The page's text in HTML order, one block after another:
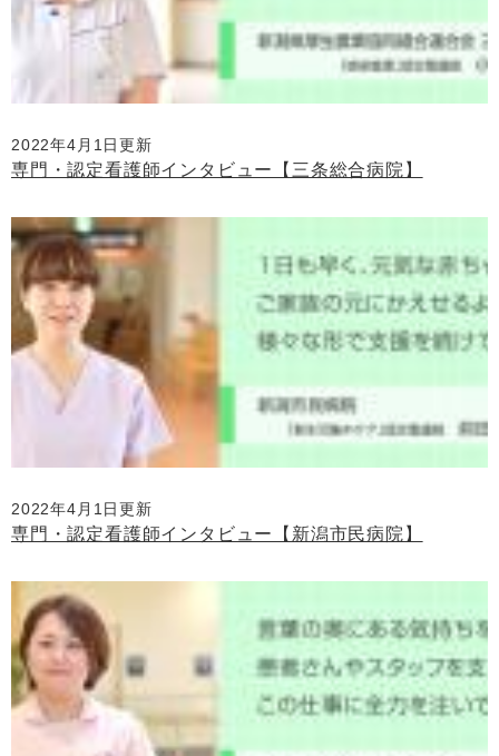
2022年4月1日更新
専門・認定看護師インタビュー【三条総合病院】
2022年4月1日更新
専門・認定看護師インタビュー【新潟市民病院】